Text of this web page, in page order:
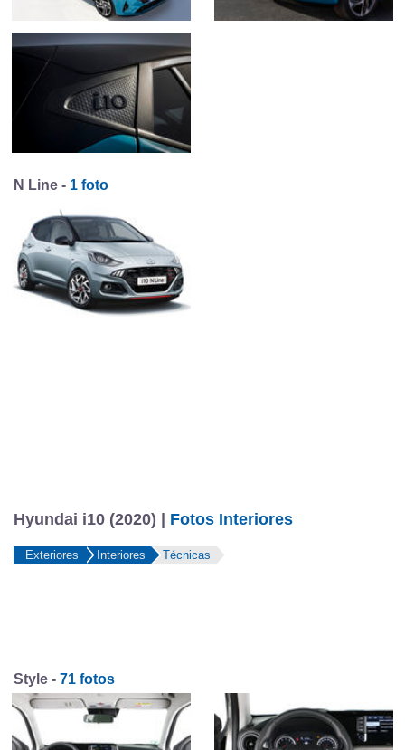
N Line - 1 foto
Hyundai i10 (2020) | Fotos Interiores
Exteriores Interiores Técnicas
Style - 71 fotos